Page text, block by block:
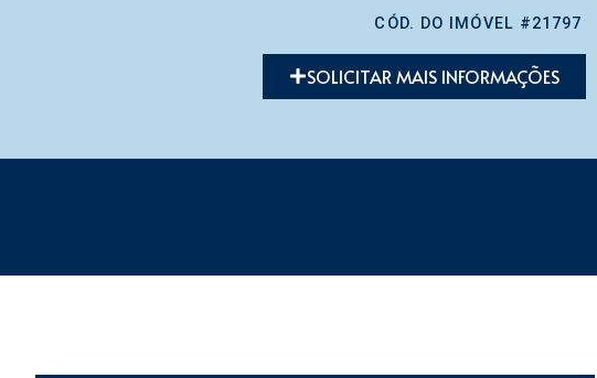
CÓD. DO IMÓVEL #21797
SOLICITAR MAIS INFORMAÇÕES